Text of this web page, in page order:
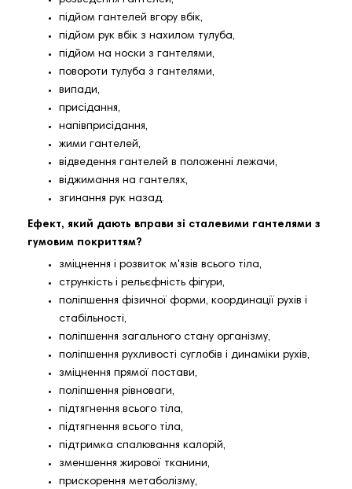
підйом гантелей вгору вбік,
підйом рук вбік з нахилом тулуба,
підйом на носки з гантелями,
повороти тулуба з гантелями,
випади,
присідання,
напівприсідання,
жими гантелей,
відведення гантелей в положенні лежачи,
віджимання на гантелях,
згинання рук назад.
Ефект, який дають вправи зі сталевими гантелями з
гумовим покриттям?
зміцнення і розвиток м'язів всього тіла,
стрункість і рельєфність фігури,
поліпшення фізичної форми, координації рухів і
стабільності,
поліпшення загального стану організму,
поліпшення рухливості суглобів і динаміки рухів,
зміцнення прямої постави,
поліпшення рівноваги,
підтягнення всього тіла,
підтягнення всього тіла,
підтримка спалювання калорій,
зменшення жирової тканини,
прискорення метаболізму,